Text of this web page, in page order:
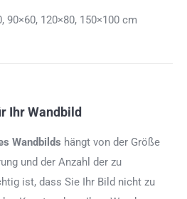
90×60, 120×80, 150×100 cm
Ihr Wandbild
Wandbilds hängt von der Größe
und der Anzahl der zu
ist, dass Sie Ihr Bild nicht zu